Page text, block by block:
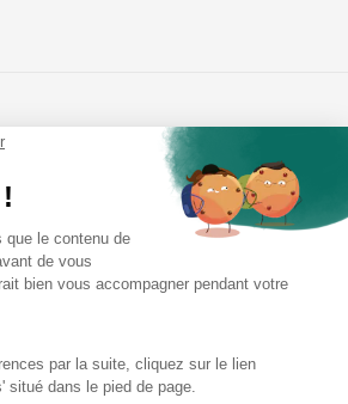
que le contenu de
de vous
bien vous accompagner pendant votre
par la suite, cliquez sur le lien
situé dans le pied de page.